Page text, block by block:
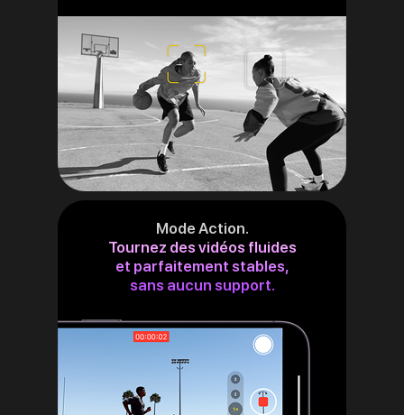
Mode Action.
Tournez des vidéos fluides
et parfaitement stables,
sans aucun support.